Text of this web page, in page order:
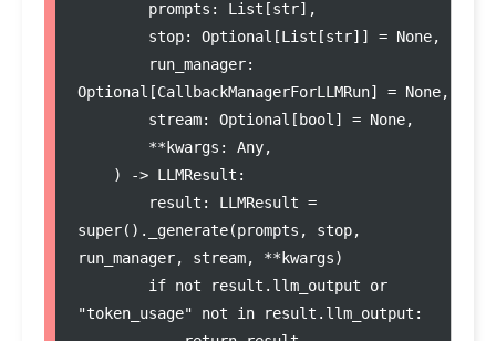
Optional[CallbackManagerForLLMRun] = None,
super()._generate(prompts, stop,
run_manager, stream, **kwargs)
"token_usage" not in result.llm_output: